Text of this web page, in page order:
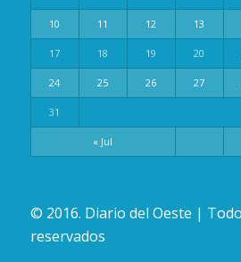
« Jul
10 11 12 13
17 18 19 20
24 25 26 27
31
© 2016. Diario del Oeste |
reservados